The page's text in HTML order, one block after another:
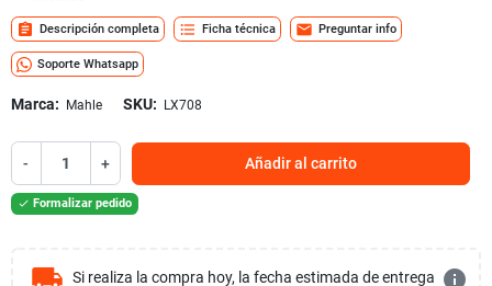
assignment Descripción completa format_list_bulleted Ficha técnica mail Preguntar info
Soporte Whatsapp
Marca: Mahle SKU: LX708
- + Añadir al carrito
 Formalizar pedido
local_shipping Si realiza la compra hoy, la fecha estimada de entrega info